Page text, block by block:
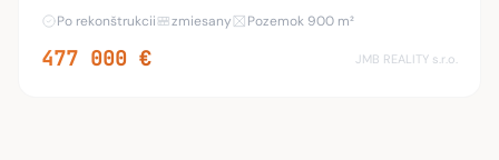
nadzemných a jedného podzemného podlažia. Pôdorysy
s výmerami sú pripojené vo fotodokumentácii in
Po rekonštrukcii zmiesany Pozemok 900 m²
477 000 € JMB REALITY s.r.o.